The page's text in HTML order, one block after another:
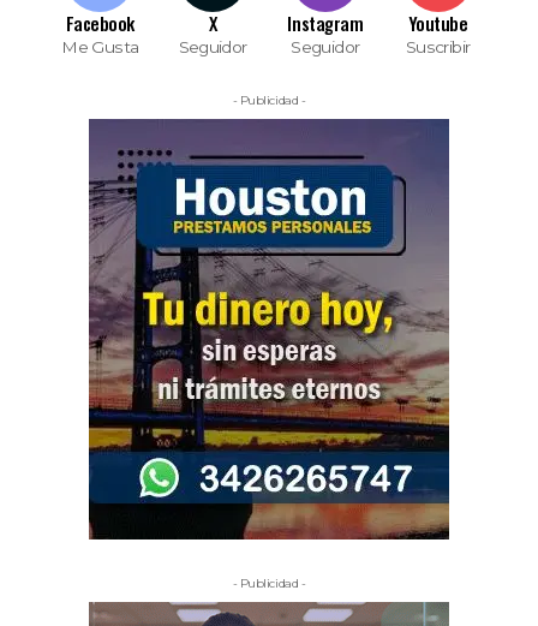
Facebook
Me Gusta
X
Seguidor
Instagram
Seguidor
Youtube
Suscribir
- Publicidad -
- Publicidad -